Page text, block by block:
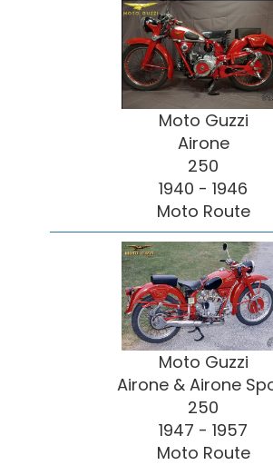
Moto Guzzi
Airone
250
1940 - 1946
Moto Route
Moto Guzzi
Airone & Airone
250
1947 - 1957
Moto Route